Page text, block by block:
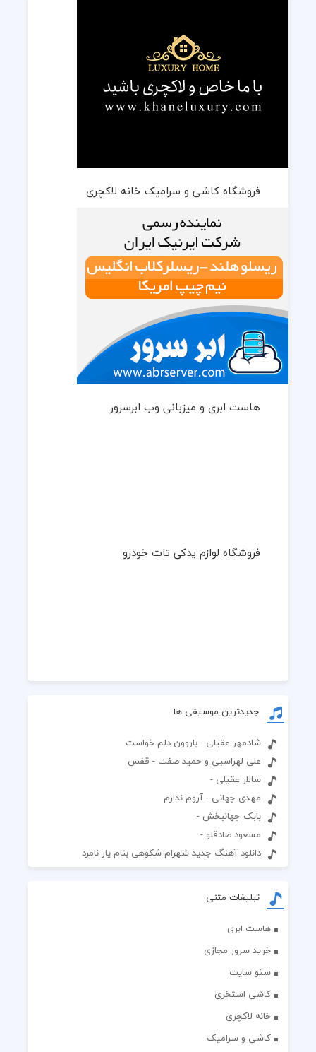
فروشگاه کاشی و سرامیک خانه لاکچری
هاست ابری و میزبانی وب ابرسرور
فروشگاه لوازم یدکی تات خودرو
جدیدترین موسیقی ها
شادمهر عقیلی - باروون دلم خواست
علی لهراسبی و حمید صفت - قفس
سالار عقیلی -
مهدی جهانی - آروم ندارم
بابک جهانبخش -
مسعود صادقلو -
دانلود آهنگ جدید شهرام شکوهی بنام یار نامرد
تبلیغات متنی
هاست ابری
خرید سرور مجازی
سئو سایت
کاشی استخری
خانه لاکچری
کاشی و سرامیک